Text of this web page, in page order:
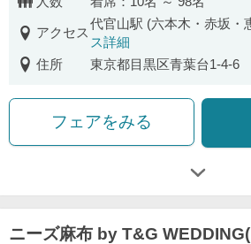
アクセス
代官山駅 (六本木・赤坂・
ス詳細
住所
東京都目黒区青葉台1-4-6
フェアをみる
ニーズ麻布 by T&G